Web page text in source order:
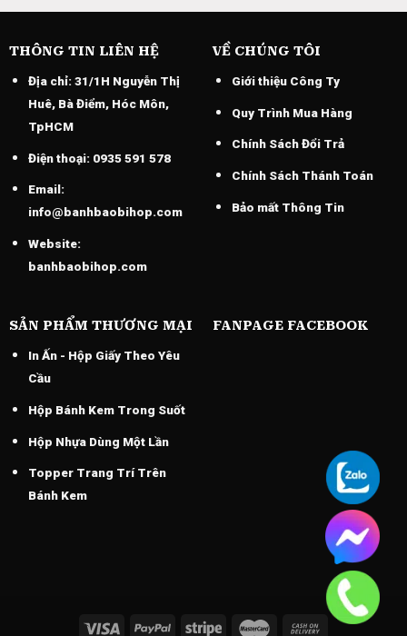
THÔNG TIN LIÊN HỆ
Địa chỉ:31/1H Nguyễn Thị
Huê, Bà Điểm, Hóc Môn,
TpHCM
Điện thoại:0935 591 578
Email:
info@banhbaobihop.com
Website:
banhbaobihop.com
VỀ CHÚNG TÔI
Giới thiệu Công Ty
Quy Trình Mua Hàng
Chính Sách Đổi Trả
Chính Sách Thánh Toán
Bảo mất Thông Tin
SẢN PHẨM THƯƠNG MẠI
In Ấn - Hộp Giấy Theo Yêu
Cầu
Hộp Bánh Kem Trong Suốt
Hộp Nhựa Dùng Một Lần
Topper Trang Trí Trên
Bánh Kem
FANPAGE FACEBOOK